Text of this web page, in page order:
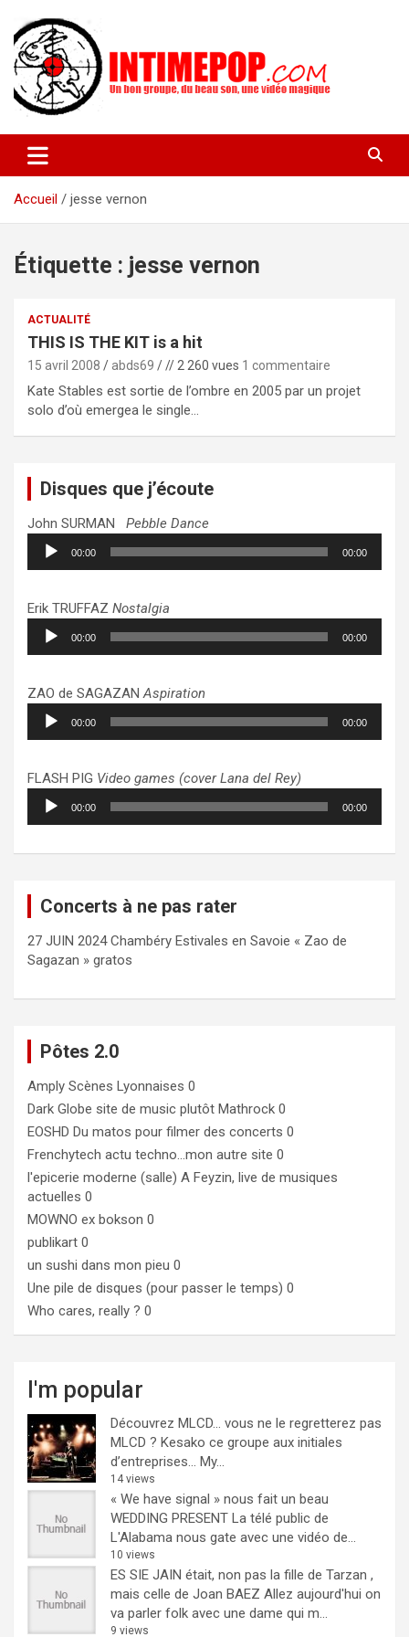
contenu
intimepop.com
actuelles pop rock, post-rock, indé sur Lyon. rock pop concert
lyon
Accueil
jesse vernon
Étiquette : jesse vernon
ACTUALITÉ
THIS IS THE KIT is a hit
15 avril 2008 abds69 // 2 260 vues 1 commentaire
Kate Stables est sortie de l’ombre en 2005 par un projet
solo d’où emergea le single…
Disques que j’écoute
John SURMAN Pebble Dance
Lecteur
audio
00:00 00:00
Erik TRUFFAZ Nostalgia
Lecteur
audio
00:00 00:00
ZAO de SAGAZANAspiration
Lecteur
audio
00:00 00:00
FLASH PIG Video games (cover Lana del Rey)
Lecteur
audio
00:00 00:00
Concerts à ne pas rater
27 JUIN 2024 Chambéry Estivales en Savoie « Zao de
Sagazan » gratos
Pôtes 2.0
Amply Scènes Lyonnaises 0
Dark Globe site de music plutôt Mathrock 0
EOSHD Du matos pour filmer des concerts 0
Frenchytech actu techno…mon autre site 0
l'epicerie moderne (salle) A Feyzin, live de musiques
actuelles 0
MOWNO ex bokson 0
publikart 0
un sushi dans mon pieu 0
Une pile de disques (pour passer le temps) 0
Who cares, really ? 0
I'm popular
Découvrez MLCD… vous ne le regretterez pas
MLCD ? Kesako ce groupe aux initiales
d’entreprises… My...
14 views
« We have signal » nous fait un beau
WEDDING PRESENT La télé public de
L'Alabama nous gate avec une vidéo de...
10 views
ES SIE JAIN était, non pas la fille de Tarzan ,
mais celle de Joan BAEZ Allez aujourd'hui on
va parler folk avec une dame qui m...
9 views